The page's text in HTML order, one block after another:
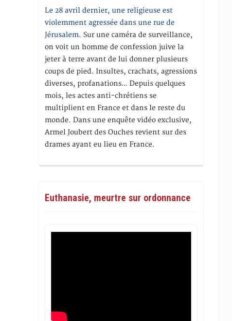
Le 28 avril dernier, une religieuse est
violemment agressée dans une rue de
Jérusalem. Sur une caméra de surveillance,
on voit un homme de confession juive la
jeter à terre avant de lui donner plusieurs
coups de pied. Insultes, crachats, agressions
diverses, profanations… Depuis quelques
mois, les actes anti-chrétiens se
multiplient en France et dans le reste du
monde. Dans une enquête vidéo exclusive,
Armel Joubert des Ouches revient sur des
drames ayant eu lieu en France.
Euthanasie, meurtre sur ordonnance